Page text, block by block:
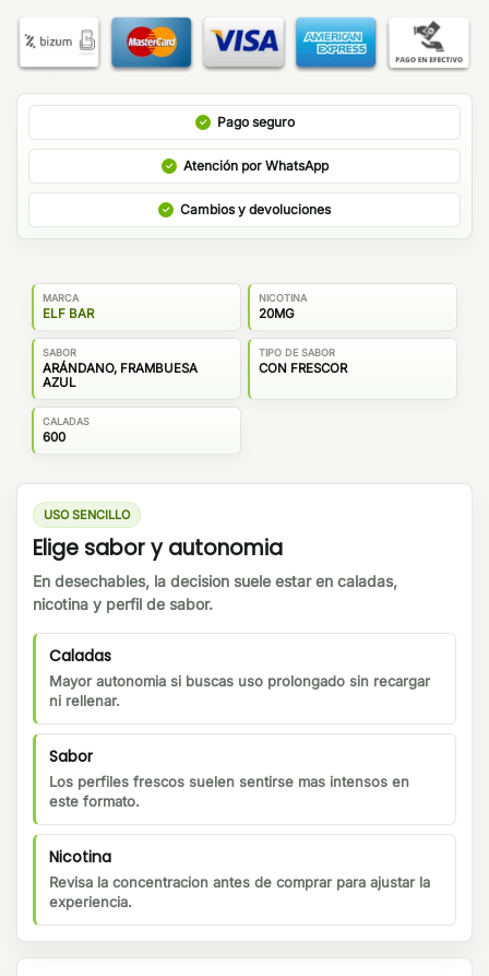
Pago seguro
Atención por WhatsApp
Cambios y devoluciones
MARCA
ELF BAR
NICOTINA
20MG
SABOR
ARÁNDANO, FRAMBUESA
AZUL
TIPO DE SABOR
CON FRESCOR
CALADAS
600
USO SENCILLO
Elige sabor y autonomia
En desechables, la decision suele estar en caladas,
nicotina y perfil de sabor.
Caladas
Mayor autonomia si buscas uso prolongado sin recargar
ni rellenar.
Sabor
Los perfiles frescos suelen sentirse mas intensos en
este formato.
Nicotina
Revisa la concentracion antes de comprar para ajustar la
experiencia.